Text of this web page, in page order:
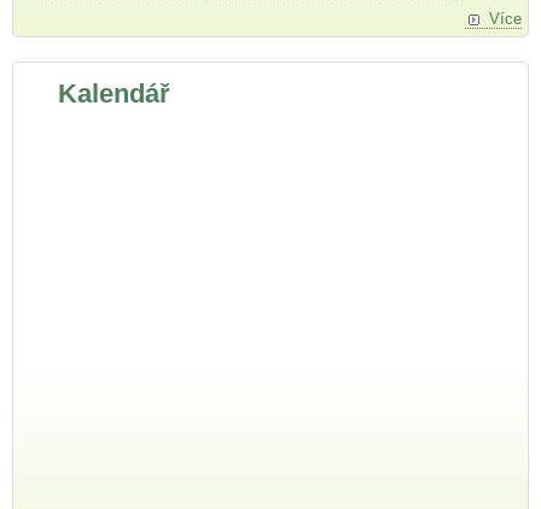
Více
Kalendář